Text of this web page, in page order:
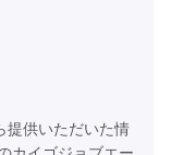
提供いただいた情